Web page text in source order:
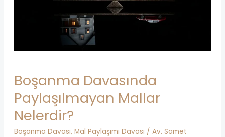
Boşanma Davasında
Paylaşılmayan Mallar
Nelerdir?
Boşanma Davası, Mal Paylaşımı Davası / Av. Samet